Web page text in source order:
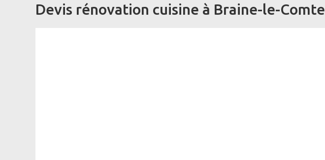
Devis rénovation cuisine à Braine-le-Comte